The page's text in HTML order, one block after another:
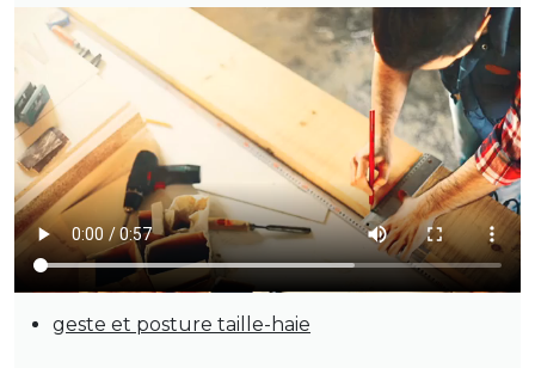
geste et posture taille-haie